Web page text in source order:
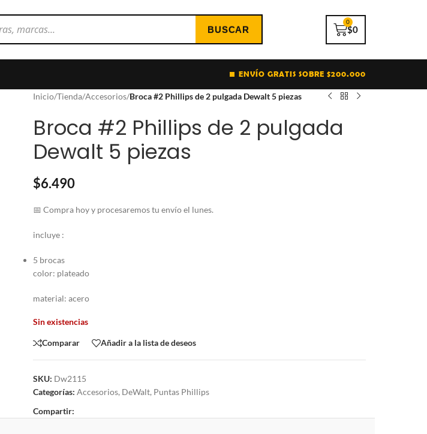
$0
0
ENVÍO GRATIS SOBRE $200.000
Inicio/Tienda/Accesorios/Broca #2 Phillips de 2 pulgada Dewalt 5 piezas
Broca #2 Phillips de 2 pulgada
Dewalt 5 piezas
$6.490
📅 Compra hoy y procesaremos tu envío el lunes.
incluye :
5 brocas
color: plateado
material: acero
Sin existencias
Comparar Añadir a la lista de deseos
SKU: Dw2115
Categorías: Accesorios, DeWalt, Puntas Phillips
Compartir: